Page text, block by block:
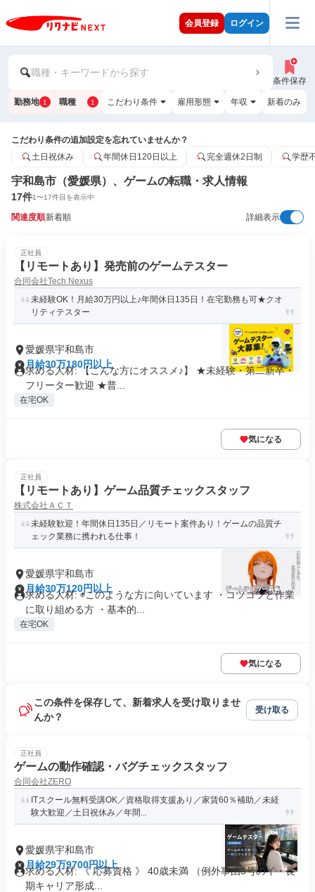
会員登録 ログイン
職種・キーワードから探す
条件保存
勤務地 1 職種 1 こだわり条件 雇用形態 年収 新着のみ
こだわり条件の追加設定を忘れていませんか？
土日祝休み
年間休日120日以上 完全週休2日制 学歴
宇和島市（愛媛県）、ゲームの転職・求人情報
17件1〜17件目を表示中
関連度順新着順 詳細表示
正社員
【リモートあり】発売前のゲームテスター
合同会社Tech Nexus
未経験OK！月給30万円以上♪年間休日135日！在宅勤務も可★クオ
リティテスター
愛媛県宇和島市
月給30万180円以上
求める人材: 【こんな方にオススメ♪】 ★未経験・第二新卒・
フリーター歓迎 ★普...
在宅OK
気になる
正社員
【リモートあり】ゲーム品質チェックスタッフ
株式会社ＡＣＴ
未経験歓迎！年間休日135日／リモート案件あり！ゲームの品質チ
ェック業務に携われる仕事！
愛媛県宇和島市
月給30万120円以上
求める人材: ◉このような方に向いています ・コツコツと作業
に取り組める方 ・基本的...
在宅OK
気になる
この条件を保存して、新着求人を受け取りませ
んか？
受け取る
正社員
ゲームの動作確認・バグチェックスタッフ
合同会社ZERO
ITスクール無料受講OK／資格取得支援あり／家賃60％補助／未経
験大歓迎／土日祝休み／年間...
愛媛県宇和島市
月給29万9700円以上
求める人材: 《 応募資格 》 40歳未満 （例外事由3号のイ・長
期キャリア形成...